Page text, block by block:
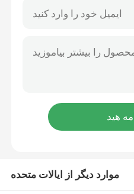
پمپ های آتش نشانی
موارد دیگر از ایالات متحده